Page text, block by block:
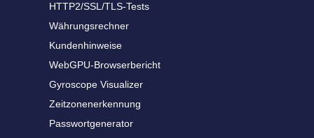
HTTP2/SSL/TLS-Tests
Währungsrechner
Kundenhinweise
WebGPU-Browserbericht
Gyroscope Visualizer
Zeitzonenerkennung
Passwortgenerator